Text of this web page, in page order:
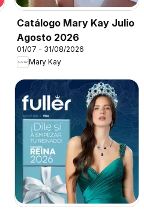
Catálogo Mary Kay Julio
Agosto 2026
01/07 - 31/08/2026
Mary Kay